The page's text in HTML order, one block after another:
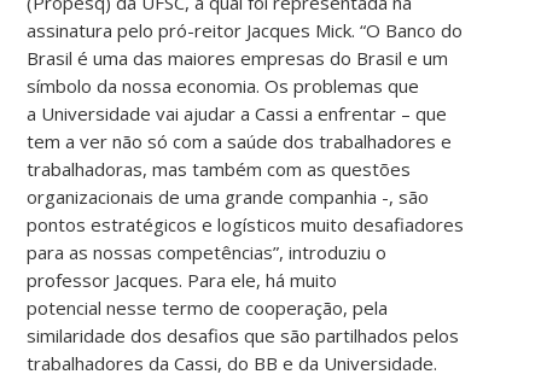
assinatura pelo pró-reitor Jacques Mick. “O Banco do
Brasil é uma das maiores empresas do Brasil e um
símbolo da nossa economia. Os problemas que
a Universidade vai ajudar a Cassi a enfrentar – que
tem a ver não só com a saúde dos trabalhadores e
trabalhadoras, mas também com as questões
organizacionais de uma grande companhia -, são
pontos estratégicos e logísticos muito desafiadores
para as nossas competências”, introduziu o
professor Jacques. Para ele, há muito
potencial nesse termo de cooperação, pela
similaridade dos desafios que são partilhados pelos
trabalhadores da Cassi, do BB e da Universidade.